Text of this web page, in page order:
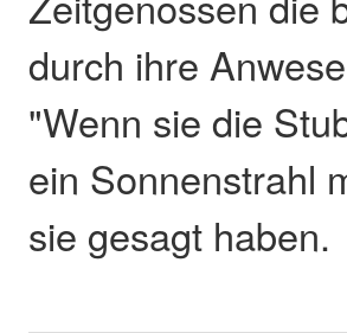
durch ihre
"Wenn sie die
ein Sonnenstrahl
sie gesagt haben.